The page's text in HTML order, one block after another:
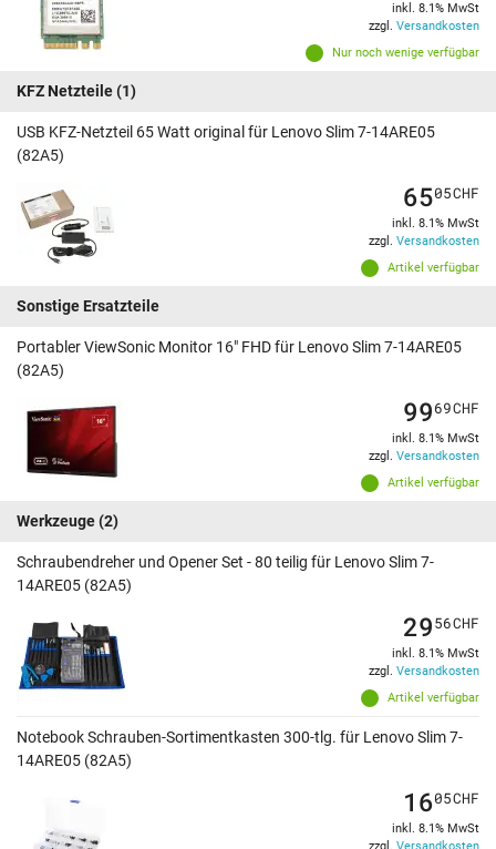
Nur noch wenige verfügbar
inkl. 8.1% MwSt
zzgl. Versandkosten
KFZ Netzteile(1)
USB KFZ-Netzteil 65 Watt original für Lenovo Slim 7-14ARE05
(82A5)
Artikel verfügbar
6505CHF
inkl. 8.1% MwSt
zzgl. Versandkosten
Sonstige Ersatzteile
Portabler ViewSonic Monitor 16" FHD für Lenovo Slim 7-14ARE05
(82A5)
Artikel verfügbar
9969CHF
inkl. 8.1% MwSt
zzgl. Versandkosten
Werkzeuge(2)
Schraubendreher und Opener Set - 80 teilig für Lenovo Slim 7-
14ARE05 (82A5)
Artikel verfügbar
2956CHF
inkl. 8.1% MwSt
zzgl. Versandkosten
Notebook Schrauben-Sortimentkasten 300-tlg. für Lenovo Slim 7-
14ARE05 (82A5)
1605CHF
inkl. 8.1% MwSt